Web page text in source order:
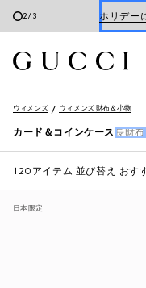
3/3
ウィメンズ ウィメンズ 財布＆小物
カード＆コインケース 長財布
120アイテム 並び替え おす
日本限定